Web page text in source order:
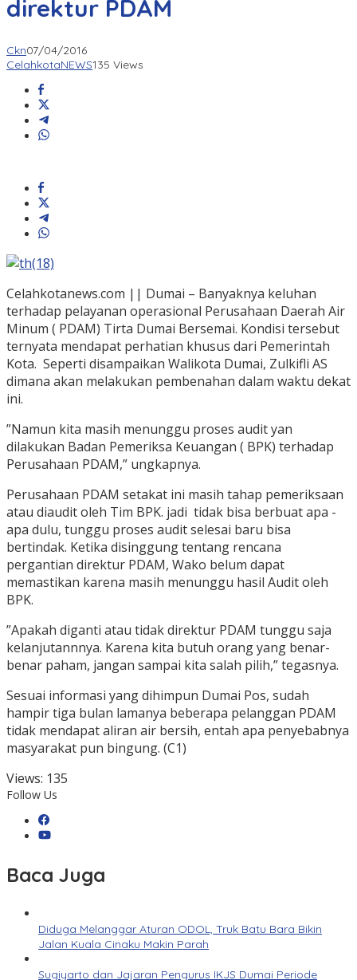
direktur PDAM
Ckn07/04/2016
CelahkotaNEWS135 Views
Celahkotanews.com || Dumai – Banyaknya keluhan
terhadap pelayanan operasional Perusahaan Daerah Air
Minum ( PDAM) Tirta Dumai Bersemai. Kondisi tersebut
ternyata mendapat perhatian khusus dari Pemerintah
Kota. Seperti disampaikan Walikota Dumai, Zulkifli AS
dimana akan melakukan pembenahan dalam waktu dekat
ini.
”Namun kita masih menunggu proses audit yan
dilakukan Badan Pemeriksa Keuangan ( BPK) terhadap
Perusahaan PDAM,” ungkapnya.
Perusahaan PDAM setakat ini masih tahap pemeriksaan
atau diaudit oleh Tim BPK. jadi tidak bisa berbuat apa -
apa dulu, tunggu proses audit selesai baru bisa
bertindak. Ketika disinggung tentang rencana
pergantian direktur PDAM, Wako belum dapat
memastikan karena masih menunggu hasil Audit oleh
BPK.
”Apakah diganti atau tidak direktur PDAM tunggu saja
kelanjutannnya. Karena kita butuh orang yang benar-
benar paham, jangan sampai kita salah pilih,” tegasnya.
Sesuai informasi yang dihimpun Dumai Pos, sudah
hampir tiga bulan lamanya beberapa pelanggan PDAM
tidak mendapat aliran air bersih, entah apa penyebabnya
masyarakat pun bingung. (C1)
Views: 135
Follow Us
Baca Juga
Diduga Melanggar Aturan ODOL, Truk Batu Bara Bikin
Jalan Kuala Cinaku Makin Parah
Sugiyarto dan Jajaran Pengurus IKJS Dumai Periode